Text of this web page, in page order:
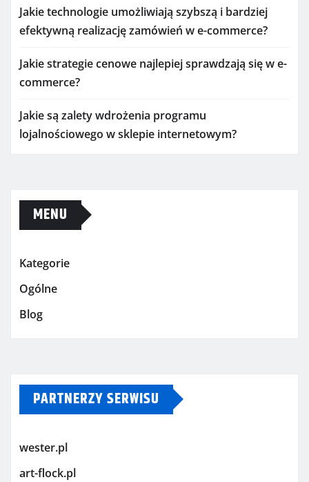
Jakie technologie umożliwiają szybszą i bardziej
efektywną realizację zamówień w e-commerce?
Jakie strategie cenowe najlepiej sprawdzają się w e-
commerce?
Jakie są zalety wdrożenia programu
lojalnościowego w sklepie internetowym?
MENU
Kategorie
Ogólne
Blog
PARTNERZY SERWISU
wester.pl
art-flock.pl